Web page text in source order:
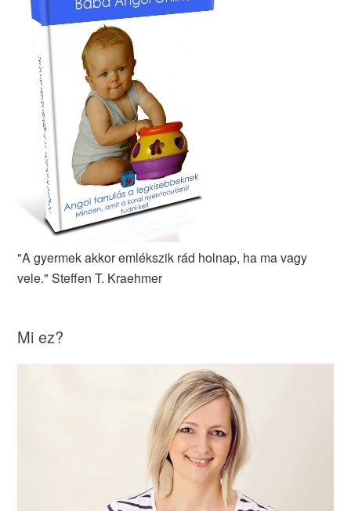
"A gyermek akkor emlékszik rád holnap, ha ma vagy
vele." Steffen T. Kraehmer
Mi ez?